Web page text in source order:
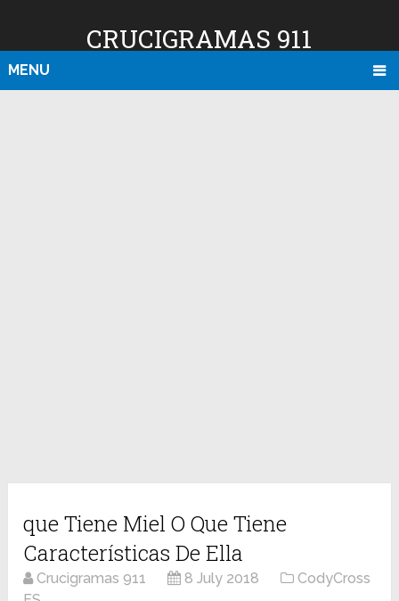
CRUCIGRAMAS 911
MENU
que Tiene Miel O Que Tiene
Características De Ella
Crucigramas 911 8 July 2018
CodyCross